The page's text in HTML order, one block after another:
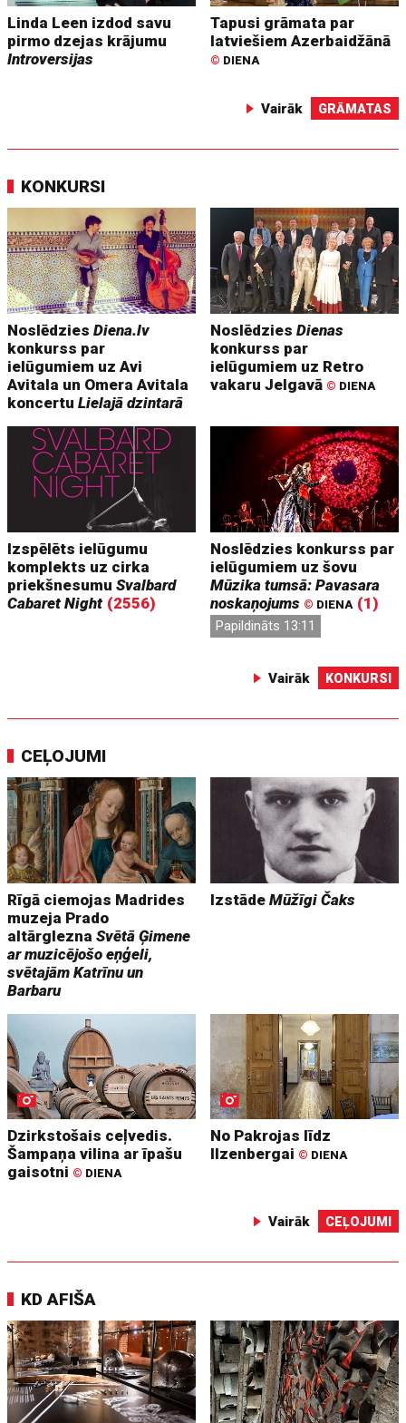
Linda Leen izdod savu
pirmo dzejas krājumu
Introversijas
Tapusi grāmata par
latviešiem Azerbaidžānā
© DIENA
Vairāk GRĀMATAS
KONKURSI
NoslēdziesDiena.lv
konkurss par
ielūgumiem uz Avi
Avitala un Omera Avitala
koncertuLielajā dzintarā
NoslēdziesDienas
konkurss par
ielūgumiem uz Retro
vakaru Jelgavā © DIENA
Izspēlēts ielūgumu
komplekts uz cirka
priekšnesumuSvalbard
Cabaret Night (2556)
Noslēdzies konkurss par
ielūgumiem uz šovu
Mūzika tumsā: Pavasara
noskaņojums © DIENA (1)
Papildināts 13:11
Vairāk KONKURSI
CEĻOJUMI
Rīgā ciemojas Madrides
muzeja Prado
altārgleznaSvētā Ģimene
ar muzicējošo eņģeli,
svētajām Katrīnu un
Barbaru
IzstādeMūžīgi Čaks
Dzirkstošais ceļvedis.
Šampaņa vilina ar īpašu
gaisotni © DIENA
No Pakrojas līdz
Ilzenbergai © DIENA
Vairāk CEĻOJUMI
KD AFIŠA